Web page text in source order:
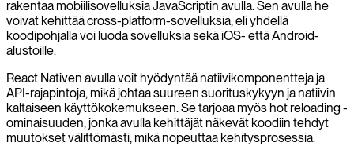
rakentaa mobiilisovelluksia JavaScriptin avulla. Sen avulla he
voivat kehittää cross-platform-sovelluksia, eli yhdellä
koodipohjalla voi luoda sovelluksia sekä iOS- että Android-
alustoille.
React Nativen avulla voit hyödyntää natiivikomponentteja ja
API-rajapintoja, mikä johtaa suureen suorituskykyyn ja natiivin
kaltaiseen käyttökokemukseen. Se tarjoaa myös hot reloading -
ominaisuuden, jonka avulla kehittäjät näkevät koodiin tehdyt
muutokset välittömästi, mikä nopeuttaa kehitysprosessia.